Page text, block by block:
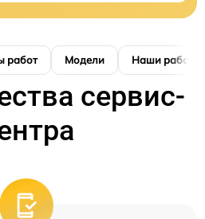
работ Модели Наши работы
сервис-